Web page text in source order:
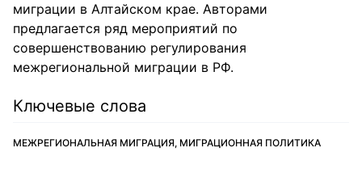
миграции в Алтайском крае. Авторами
предлагается ряд мероприятий по
совершенствованию регулирования
межрегиональной миграции в РФ.
Ключевые слова
МЕЖРЕГИОНАЛЬНАЯ МИГРАЦИЯ, МИГРАЦИОННАЯ ПОЛИТИКА